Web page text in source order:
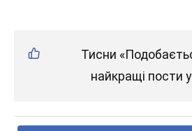
Тисни
найкращі пости